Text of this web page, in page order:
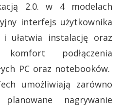
2.0. w 4 modelach
interfejs użytkownika
i ułatwia instalację oraz
podłączenia
PC oraz notebooków.
umożliwiają zarówno
nagrywanie